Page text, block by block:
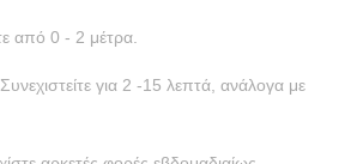
από 0 - 2 μέτρα.
για 2 -15 λεπτά, ανάλογα με